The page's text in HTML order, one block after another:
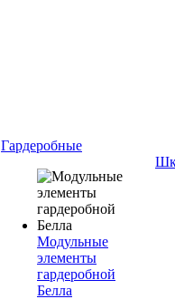
Гардеробные
Модульные
элементы
гардеробной
Белла